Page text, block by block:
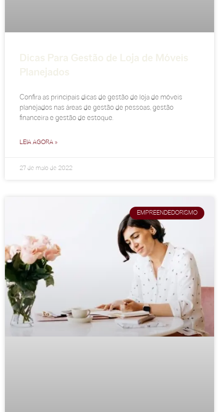
Dicas Para Gestão de Loja de Móveis
Planejados
Confira as principais dicas de gestão de loja de móveis
planejados nas áreas de gestão de pessoas, gestão
financeira e gestão de estoque.
LEIA AGORA »
27 de maio de 2022
EMPREENDEDORISMO